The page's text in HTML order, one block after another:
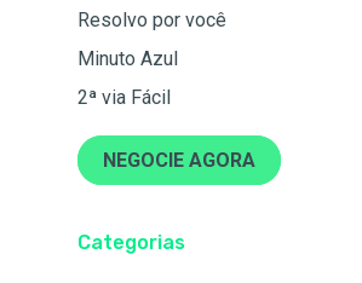
Resolvo por você
Minuto Azul
2ª via Fácil
NEGOCIE AGORA
Categorias